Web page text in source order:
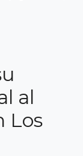
al
Los